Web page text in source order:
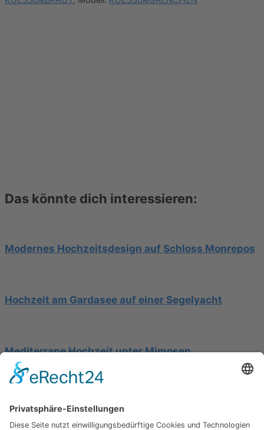
Das könnte dich interessieren:
Modernes Hochzeitsdesign auf Schloss Monrepos
Hochzeit am Gardasee auf einer Segelyacht
Mediterrane Hochzeit unter Mimosen
Impressum
Werbung